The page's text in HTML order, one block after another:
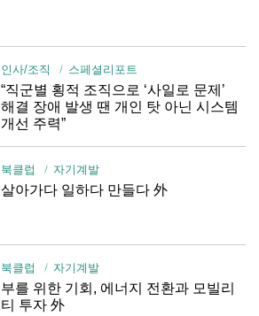
인사/조직 스페셜리포트
“직군별 횡적 조직으로 ‘사일로 문제’
해결 장애 발생 땐 개인 탓 아닌 시스템
개선 주력”
북클럽 자기계발
살아가다 일하다 만들다 外
북클럽 자기계발
부를 위한 기회, 에너지 전환과 모빌리
티 투자 外